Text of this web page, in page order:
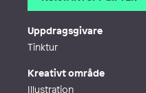
Webb http://huett.se
Uppdragsgivare
Tinktur
Kreativt område
Illustration